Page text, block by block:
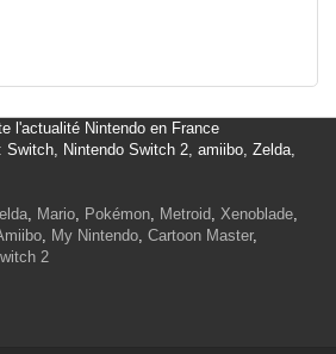
l'actualité Nintendo en France
Switch, Nintendo Switch 2, amiibo, Zelda,
, Mario, Pokémon, Metroid, Xenoblade,
, My Nintendo, Cartoon Master,
2